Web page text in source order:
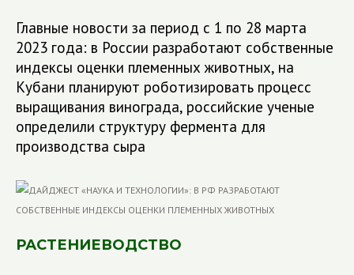
Главные новости за период с 1 по 28 марта
2023 года: в России разработают собственные
индексы оценки племенных животных, на
Кубани планируют роботизировать процесс
выращивания винограда, российские ученые
определили структуру фермента для
производства сыра
РАСТЕНИЕВОДСТВО